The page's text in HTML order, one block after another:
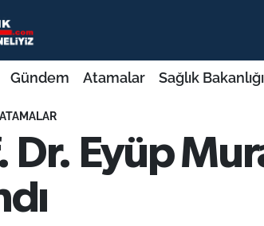
Gündem Atamalar Sağlık Bakanlığı
ATAMALAR
Dr. Eyüp